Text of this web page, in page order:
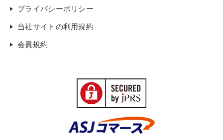
プライバシーポリシー
当社サイトの利用規約
会員規約